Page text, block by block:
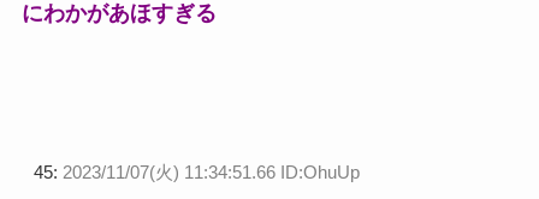
にわかがあほすぎる
45: 2023/11/07(火) 11:34:51.66 ID:OhuUp